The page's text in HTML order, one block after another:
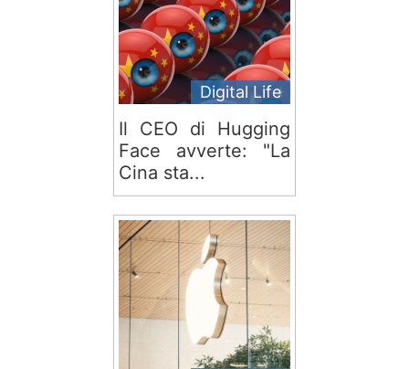
Digital Life
Il CEO di Hugging
Face avverte: "La
Cina sta...